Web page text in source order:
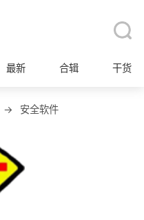
最新 合辑 干货
→ 安全软件